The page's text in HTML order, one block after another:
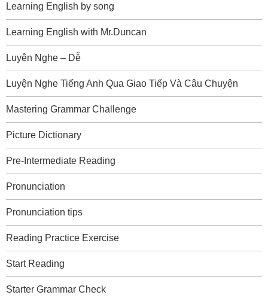
Learning English by song
Learning English with Mr.Duncan
Luyện Nghe – Dễ
Luyện Nghe Tiếng Anh Qua Giao Tiếp Và Câu Chuyện
Mastering Grammar Challenge
Picture Dictionary
Pre-Intermediate Reading
Pronunciation
Pronunciation tips
Reading Practice Exercise
Start Reading
Starter Grammar Check